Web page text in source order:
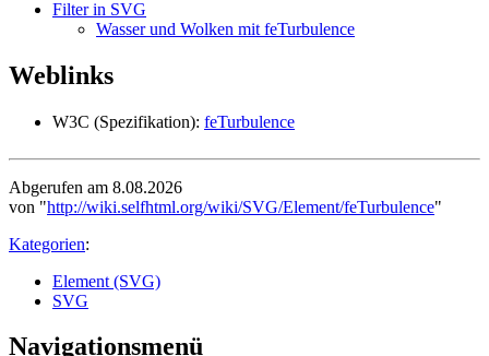
Filter in SVG
Wasser und Wolken mit feTurbulence
Weblinks
W3C (Spezifikation): feTurbulence
Abgerufen am 8.08.2026
von "http://wiki.selfhtml.org/wiki/SVG/Element/feTurbulence"
Kategorien:
Element (SVG)
SVG
Navigationsmenü